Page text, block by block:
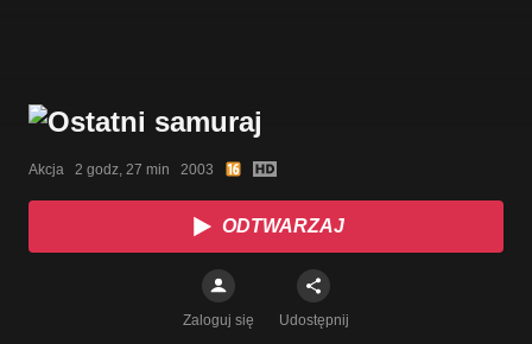
Akcja   2 godz, 27 min   2003
ODTWARZAJ
Zaloguj się Udostępnij